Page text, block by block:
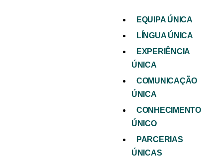
EQUIPA ÚNICA
LÍNGUA ÚNICA
EXPERIÊNCIA
ÚNICA
COMUNICAÇÃO
ÚNICA
CONHECIMENTO
ÚNICO
PARCERIAS
ÚNICAS